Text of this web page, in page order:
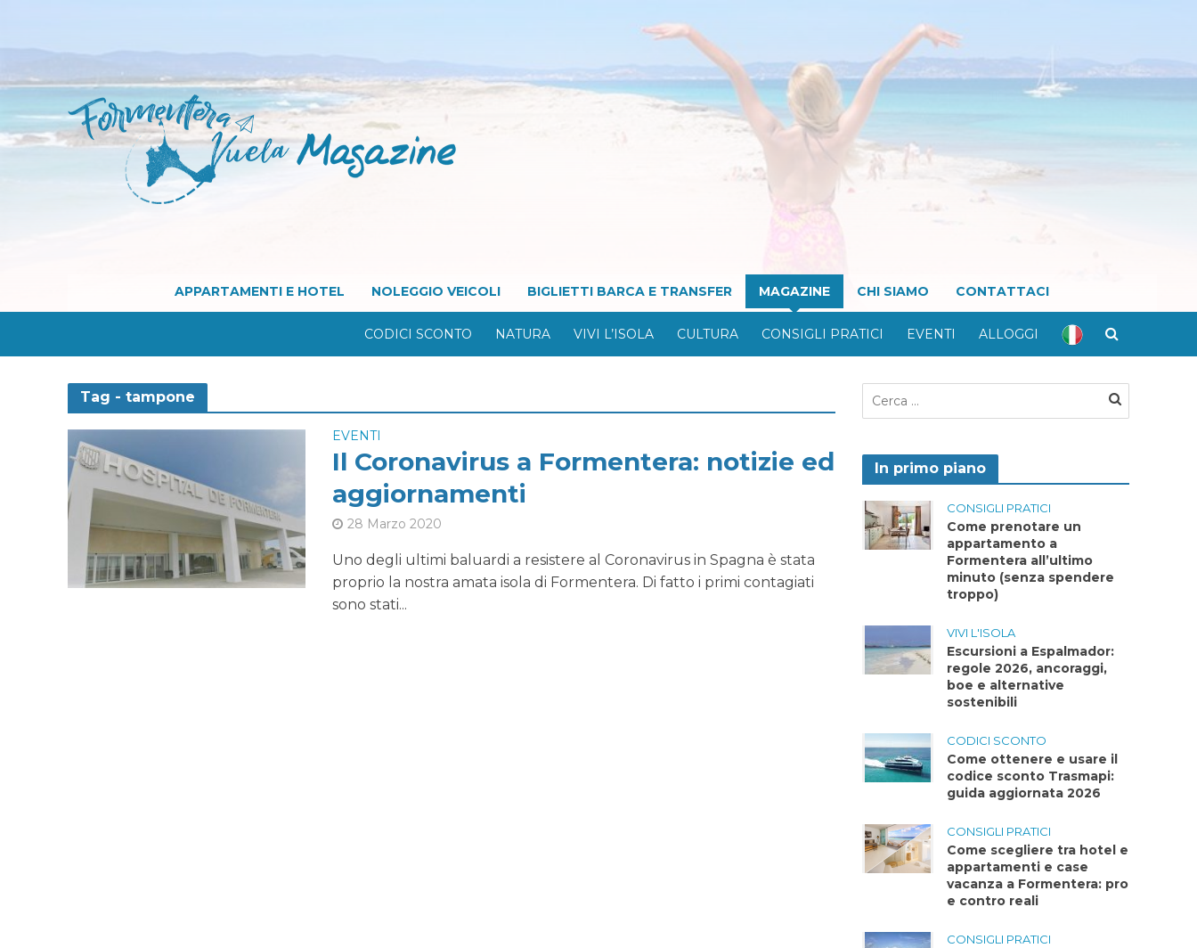
APPARTAMENTI E HOTEL NOLEGGIO VEICOLI BIGLIETTI BARCA E TRANSFER MAGAZINE CHI SIAMO CONTATTACI
CODICI SCONTO NATURA VIVI L’ISOLA CULTURA CONSIGLI PRATICI EVENTI ALLOGGI
Tag - tampone
EVENTI
Il Coronavirus a Formentera: notizie ed
aggiornamenti
28 Marzo 2020
Uno degli ultimi baluardi a resistere al Coronavirus in Spagna è stata
proprio la nostra amata isola di Formentera. Di fatto i primi contagiati
sono stati...
In primo piano
CONSIGLI PRATICI
Come prenotare un
appartamento a
Formentera all’ultimo
minuto (senza spendere
troppo)
VIVI L'ISOLA
Escursioni a Espalmador:
regole 2026, ancoraggi,
boe e alternative
sostenibili
CODICI SCONTO
Come ottenere e usare il
codice sconto Trasmapi:
guida aggiornata 2026
CONSIGLI PRATICI
Come scegliere tra hotel e
appartamenti e case
vacanza a Formentera: pro
e contro reali
CONSIGLI PRATICI